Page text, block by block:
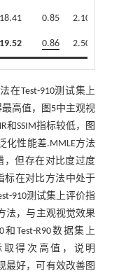
18.41 0.85 2.10
19.52 0.86 2.50
在Test-910测试集上
高值，
图5中主观视
和SSIM指标较低，
图
化性能差.MMLE方法
，但存在对比度过度
标在对比方法中处于
910测试集上评价指
法，与主观视觉效果
和Test-R90数据集上
取得次高值，说明
最好，可有效改善图